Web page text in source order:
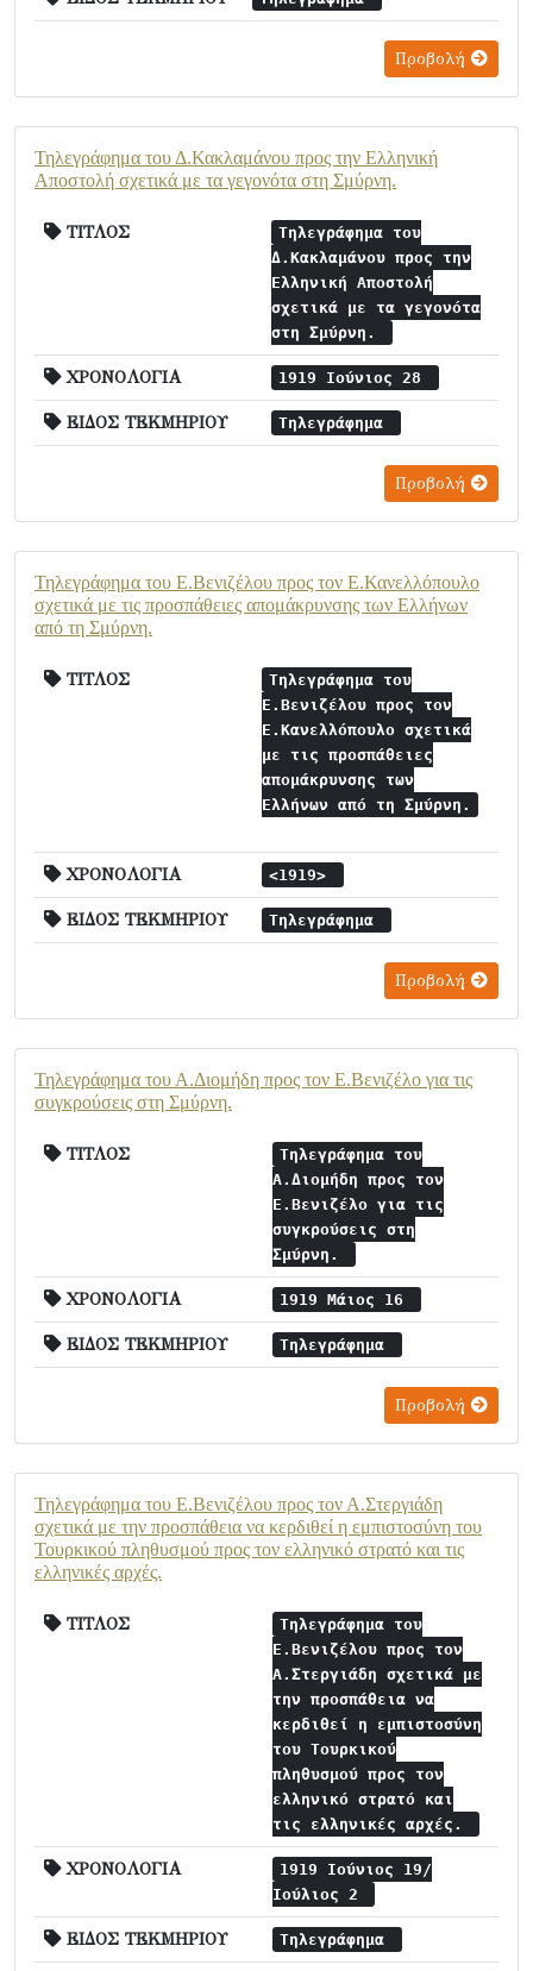
Προβολή
Τηλεγράφημα του Δ.Κακλαμάνου προς την Ελληνική
Αποστολή σχετικά με τα γεγονότα στη Σμύρνη.
ΤΙΤΛΟΣ
Τηλεγράφημα του
Δ.Κακλαμάνου προς την
Ελληνική Αποστολή
σχετικά με τα γεγονότα
στη Σμύρνη.
ΧΡΟΝΟΛΟΓΙΑ 1919 Ιούνιος 28
ΕΙΔΟΣ ΤΕΚΜΗΡΙΟΥ Τηλεγράφημα
Προβολή
Τηλεγράφημα του Ε.Βενιζέλου προς τον Ε.Κανελλόπουλο
σχετικά με τις προσπάθειες απομάκρυνσης των Ελλήνων
από τη Σμύρνη.
ΤΙΤΛΟΣ
Τηλεγράφημα του
Ε.Βενιζέλου προς τον
Ε.Κανελλόπουλο σχετικά
με τις προσπάθειες
απομάκρυνσης των
Ελλήνων από τη Σμύρνη.
ΧΡΟΝΟΛΟΓΙΑ <1919>
ΕΙΔΟΣ ΤΕΚΜΗΡΙΟΥ Τηλεγράφημα
Προβολή
Τηλεγράφημα του Α.Διομήδη προς τον Ε.Βενιζέλο για τις
συγκρούσεις στη Σμύρνη.
ΤΙΤΛΟΣ
Τηλεγράφημα του
Α.Διομήδη προς τον
Ε.Βενιζέλο για τις
συγκρούσεις στη
Σμύρνη.
ΧΡΟΝΟΛΟΓΙΑ 1919 Μάιος 16
ΕΙΔΟΣ ΤΕΚΜΗΡΙΟΥ Τηλεγράφημα
Προβολή
Τηλεγράφημα του Ε.Βενιζέλου προς τον Α.Στεργιάδη
σχετικά με την προσπάθεια να κερδιθεί η εμπιστοσύνη του
Τουρκικού πληθυσμού προς τον ελληνικό στρατό και τις
ελληνικές αρχές.
ΤΙΤΛΟΣ
Τηλεγράφημα του
Ε.Βενιζέλου προς τον
Α.Στεργιάδη σχετικά με
την προσπάθεια να
κερδιθεί η εμπιστοσύνη
του Τουρκικού
πληθυσμού προς τον
ελληνικό στρατό και
τις ελληνικές αρχές.
ΧΡΟΝΟΛΟΓΙΑ
1919 Ιούνιος 19/
Ιούλιος 2
ΕΙΔΟΣ ΤΕΚΜΗΡΙΟΥ Τηλεγράφημα